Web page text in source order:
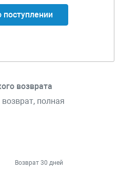
возврата
полная
Возврат 30 дней